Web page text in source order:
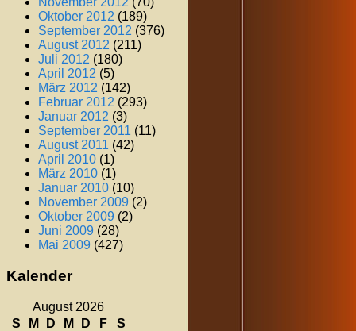
Oktober 2012 (189)
September 2012 (376)
August 2012 (211)
Juli 2012 (180)
April 2012 (5)
März 2012 (142)
Februar 2012 (293)
Januar 2012 (3)
September 2011 (11)
August 2011 (42)
April 2010 (1)
März 2010 (1)
Januar 2010 (10)
November 2009 (2)
Oktober 2009 (2)
Juni 2009 (28)
Mai 2009 (427)
Kalender
August 2026
S
M D M D F
S